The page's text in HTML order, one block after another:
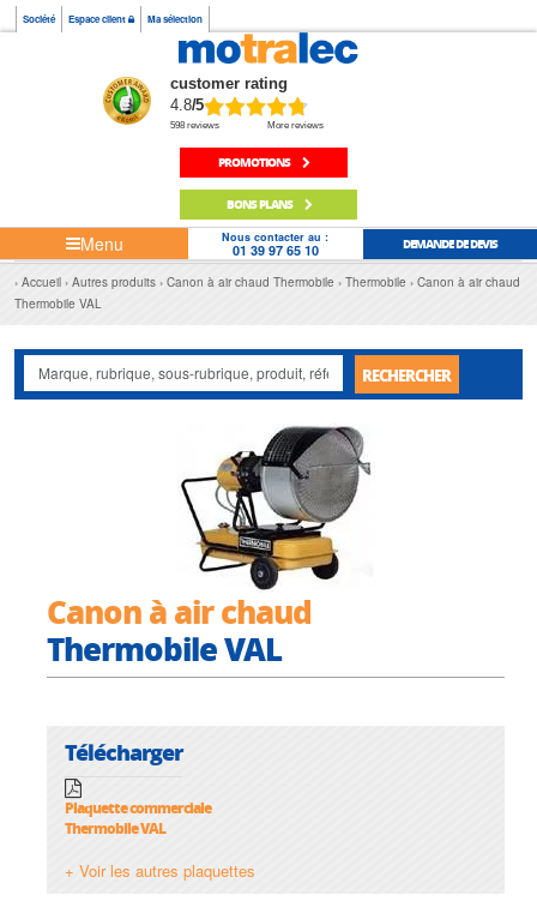
Société Espace client Ma sélection
customer rating
4.8/5
598 reviews More reviews
PROMOTIONS
BONS PLANS
Menu Nous contacter au :
01 39 97 65 10 DEMANDE DE DEVIS
Accueil Autres produits Canon à air chaud Thermobile Thermobile
Canon à air chaud
Thermobile VAL
RECHERCHER
Canon à air chaud
Thermobile VAL
Télécharger
Plaquette commerciale
Thermobile VAL
+ Voir les autres plaquettes